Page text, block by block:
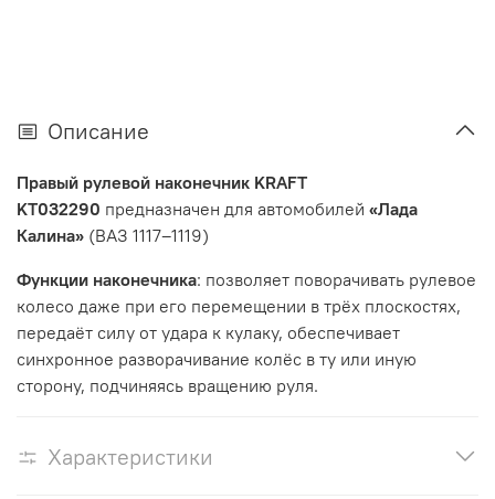
Описание
Правый рулевой наконечник KRAFT
KT032290 предназначен для автомобилей «Лада
Калина» (ВАЗ 1117–1119)
Функции наконечника: позволяет поворачивать рулевое
колесо даже при его перемещении в трёх плоскостях,
передаёт силу от удара к кулаку, обеспечивает
синхронное разворачивание колёс в ту или иную
сторону, подчиняясь вращению руля.
Характеристики